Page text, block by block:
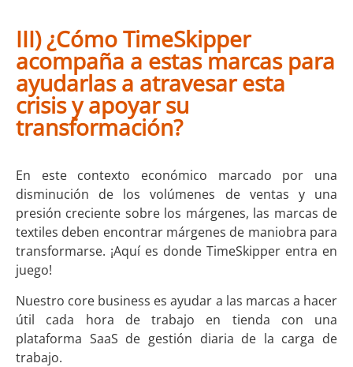
III) ¿Cómo TimeSkipper
acompaña a estas marcas para
ayudarlas a atravesar esta
crisis y apoyar su
transformación?
En este contexto económico marcado por una
disminución de los volúmenes de ventas y una
presión creciente sobre los márgenes, las marcas de
textiles deben encontrar márgenes de maniobra para
transformarse. ¡Aquí es donde TimeSkipper entra en
juego!
Nuestro core business es ayudar a las marcas a hacer
útil cada hora de trabajo en tienda con una
plataforma SaaS de gestión diaria de la carga de
trabajo.